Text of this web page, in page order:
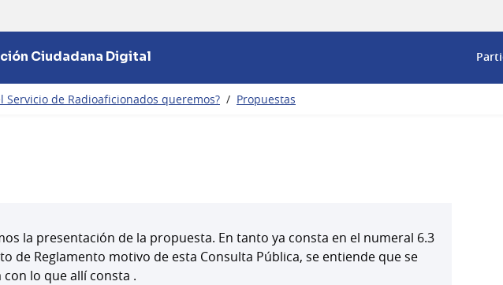
Ciudadana Digital
Servicio de Radioaficionados queremos? / Propuestas
la presentación de la propuesta. En tanto ya consta en el numeral 6.3
de Reglamento motivo de esta Consulta Pública, se entiende que se
lo que allí consta .